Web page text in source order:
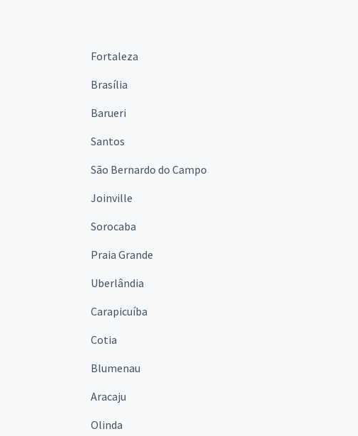
Fortaleza
Brasília
Barueri
Santos
São Bernardo do Campo
Joinville
Sorocaba
Praia Grande
Uberlândia
Carapicuíba
Cotia
Blumenau
Aracaju
Olinda